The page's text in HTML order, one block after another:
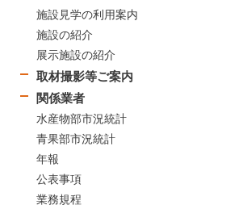
施設見学の利用案内
施設の紹介
展示施設の紹介
取材撮影等ご案内
関係業者
水産物部市況統計
青果部市況統計
年報
公表事項
業務規程